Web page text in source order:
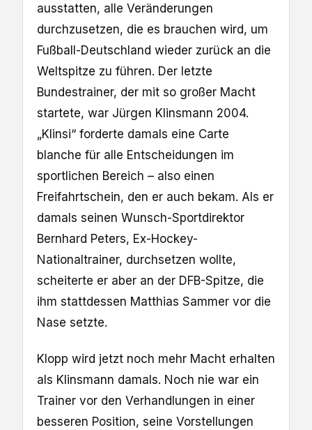
ausstatten, alle Veränderungen
durchzusetzen, die es brauchen wird, um
Fußball-Deutschland wieder zurück an die
Weltspitze zu führen. Der letzte
Bundestrainer, der mit so großer Macht
startete, war Jürgen Klinsmann 2004.
„Klinsi“ forderte damals eine Carte
blanche für alle Entscheidungen im
sportlichen Bereich – also einen
Freifahrtschein, den er auch bekam. Als er
damals seinen Wunsch-Sportdirektor
Bernhard Peters, Ex-Hockey-
Nationaltrainer, durchsetzen wollte,
scheiterte er aber an der DFB-Spitze, die
ihm stattdessen Matthias Sammer vor die
Nase setzte.
Klopp wird jetzt noch mehr Macht erhalten
als Klinsmann damals. Noch nie war ein
Trainer vor den Verhandlungen in einer
besseren Position, seine Vorstellungen